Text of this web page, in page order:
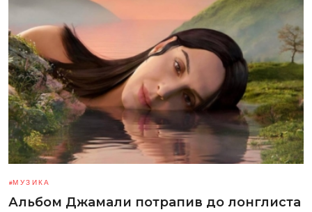
МУЗИКА
Альбом Джамали потрапив до лонглиста